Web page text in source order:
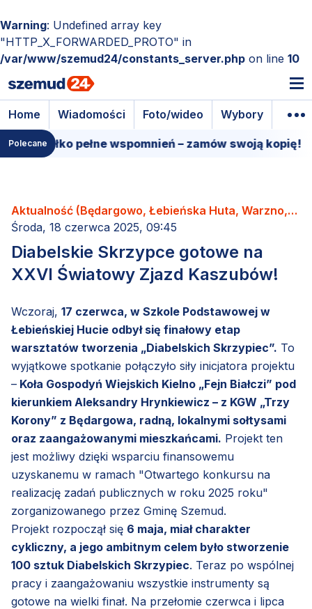
Warning: Undefined array key
"HTTP_X_FORWARDED_PROTO" in
/var/www/szemud24/constants_server.php on line 10
Home Wiadomości Foto/wideo Wybory
Polecanepełne wspomnień – zamów swoją kopię! 15
Aktualność (Będargowo, Łebieńska Huta, Warzno,
Zęblewo)
Środa, 18 czerwca 2025, 09:45
Diabelskie Skrzypce gotowe na
XXVI Światowy Zjazd Kaszubów!
Wczoraj, 17 czerwca, w Szkole Podstawowej w
Łebieńskiej Hucie odbył się finałowy etap
warsztatów tworzenia „Diabelskich Skrzypiec”. To
wyjątkowe spotkanie połączyło siły inicjatora projektu
– Koła Gospodyń Wiejskich Kielno „Fejn Białczi” pod
kierunkiem Aleksandry Hrynkiewicz – z KGW „Trzy
Korony” z Będargowa, radną, lokalnymi sołtysami
oraz zaangażowanymi mieszkańcami. Projekt ten
jest możliwy dzięki wsparciu finansowemu
uzyskanemu w ramach "Otwartego konkursu na
realizację zadań publicznych w roku 2025 roku"
zorganizowanego przez Gminę Szemud.
Projekt rozpoczął się 6 maja, miał charakter
cykliczny, a jego ambitnym celem było stworzenie
100 sztuk Diabelskich Skrzypiec. Teraz po wspólnej
pracy i zaangażowaniu wszystkie instrumenty są
gotowe na wielki finał. Na przełomie czerwca i lipca